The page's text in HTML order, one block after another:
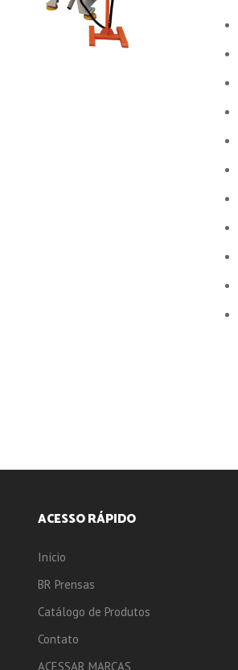
ACESSO RÁPIDO
Início
BR Prensas
Catálogo de Produtos
Contato
ACESSAR MARCAS